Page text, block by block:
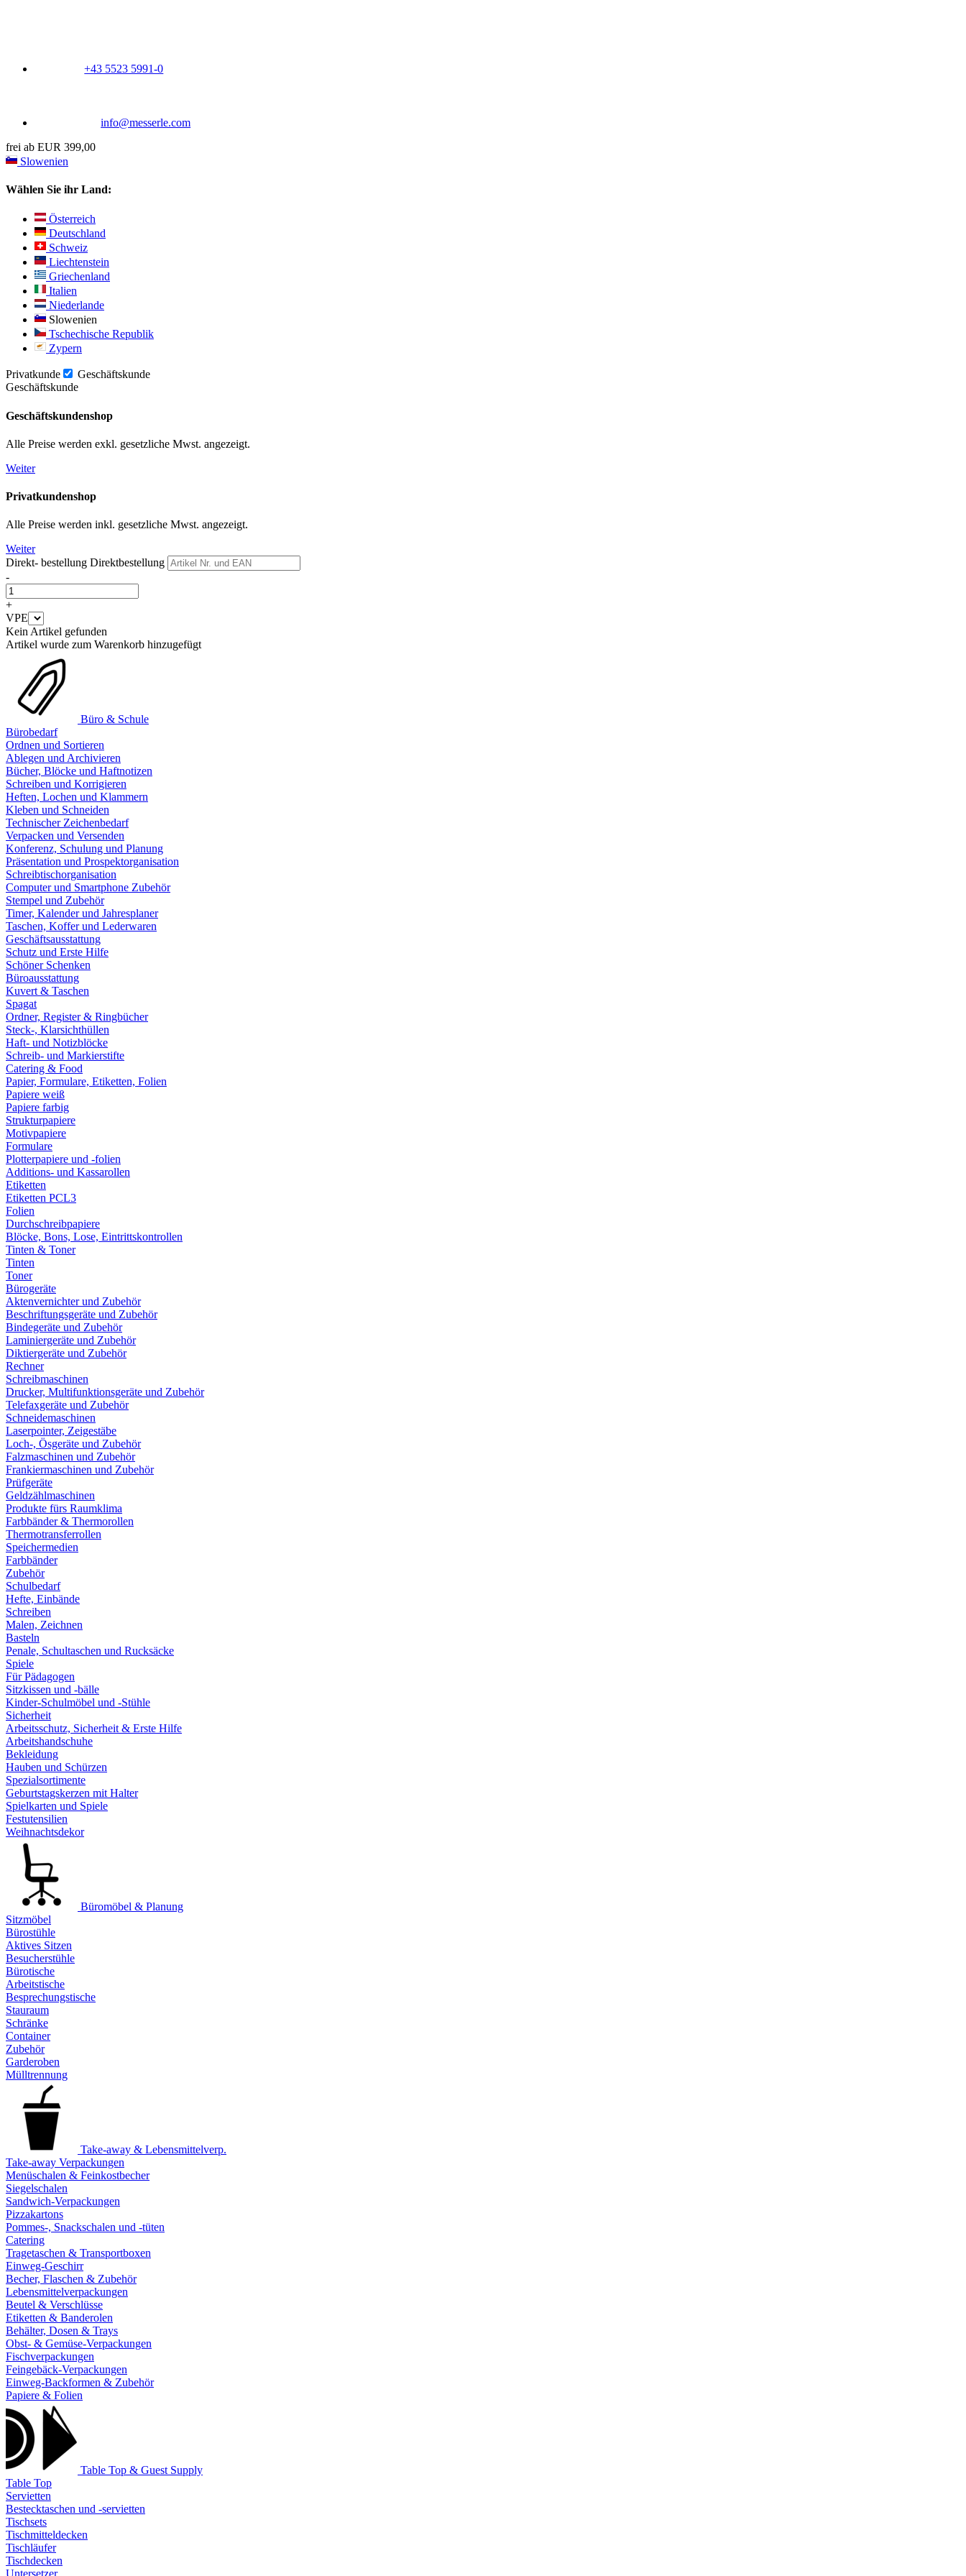
+43 5523 5991-0
info@messerle.com
frei ab EUR 399,00
Slowenien
Wählen Sie ihr Land:
Österreich
Deutschland
Schweiz
Liechtenstein
Griechenland
Italien
Niederlande
Slowenien
Tschechische Republik
Zypern
Privatkunde
Geschäftskunde
Geschäftskunde
Geschäftskundenshop
Alle Preise werden exkl. gesetzliche Mwst. angezeigt.
Weiter
Privatkundenshop
Alle Preise werden inkl. gesetzliche Mwst. angezeigt.
Weiter
Direkt- bestellung Direktbestellung
-
+
VPE
Kein Artikel gefunden
Artikel wurde zum Warenkorb hinzugefügt
Büro & Schule
Bürobedarf
Ordnen und Sortieren
Ablegen und Archivieren
Bücher, Blöcke und Haftnotizen
Schreiben und Korrigieren
Heften, Lochen und Klammern
Kleben und Schneiden
Technischer Zeichenbedarf
Verpacken und Versenden
Konferenz, Schulung und Planung
Präsentation und Prospektorganisation
Schreibtischorganisation
Computer und Smartphone Zubehör
Stempel und Zubehör
Timer, Kalender und Jahresplaner
Taschen, Koffer und Lederwaren
Geschäftsausstattung
Schutz und Erste Hilfe
Schöner Schenken
Büroausstattung
Kuvert & Taschen
Spagat
Ordner, Register & Ringbücher
Steck-, Klarsichthüllen
Haft- und Notizblöcke
Schreib- und Markierstifte
Catering & Food
Papier, Formulare, Etiketten, Folien
Papiere weiß
Papiere farbig
Strukturpapiere
Motivpapiere
Formulare
Plotterpapiere und -folien
Additions- und Kassarollen
Etiketten
Etiketten PCL3
Folien
Durchschreibpapiere
Blöcke, Bons, Lose, Eintrittskontrollen
Tinten & Toner
Tinten
Toner
Bürogeräte
Aktenvernichter und Zubehör
Beschriftungsgeräte und Zubehör
Bindegeräte und Zubehör
Laminiergeräte und Zubehör
Diktiergeräte und Zubehör
Rechner
Schreibmaschinen
Drucker, Multifunktionsgeräte und Zubehör
Telefaxgeräte und Zubehör
Schneidemaschinen
Laserpointer, Zeigestäbe
Loch-, Ösgeräte und Zubehör
Falzmaschinen und Zubehör
Frankiermaschinen und Zubehör
Prüfgeräte
Geldzählmaschinen
Produkte fürs Raumklima
Farbbänder & Thermorollen
Thermotransferrollen
Speichermedien
Farbbänder
Zubehör
Schulbedarf
Hefte, Einbände
Schreiben
Malen, Zeichnen
Basteln
Penale, Schultaschen und Rucksäcke
Spiele
Für Pädagogen
Sitzkissen und -bälle
Kinder-Schulmöbel und -Stühle
Sicherheit
Arbeitsschutz, Sicherheit & Erste Hilfe
Arbeitshandschuhe
Bekleidung
Hauben und Schürzen
Spezialsortimente
Geburtstagskerzen mit Halter
Spielkarten und Spiele
Festutensilien
Weihnachtsdekor
Büromöbel & Planung
Sitzmöbel
Bürostühle
Aktives Sitzen
Besucherstühle
Bürotische
Arbeitstische
Besprechungstische
Stauraum
Schränke
Container
Zubehör
Garderoben
Mülltrennung
Take-away & Lebensmittelverp.
Take-away Verpackungen
Menüschalen & Feinkostbecher
Siegelschalen
Sandwich-Verpackungen
Pizzakartons
Pommes-, Snackschalen und -tüten
Catering
Tragetaschen & Transportboxen
Einweg-Geschirr
Becher, Flaschen & Zubehör
Lebensmittelverpackungen
Beutel & Verschlüsse
Etiketten & Banderolen
Behälter, Dosen & Trays
Obst- & Gemüse-Verpackungen
Fischverpackungen
Feingebäck-Verpackungen
Einweg-Backformen & Zubehör
Papiere & Folien
Table Top & Guest Supply
Table Top
Servietten
Bestecktaschen und -servietten
Tischsets
Tischmitteldecken
Tischläufer
Tischdecken